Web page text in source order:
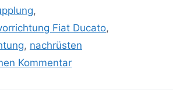
,
Fiat Ducato,
, nachrüsten
Kommentar